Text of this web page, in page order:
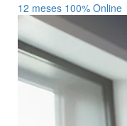
12 meses 100% Online